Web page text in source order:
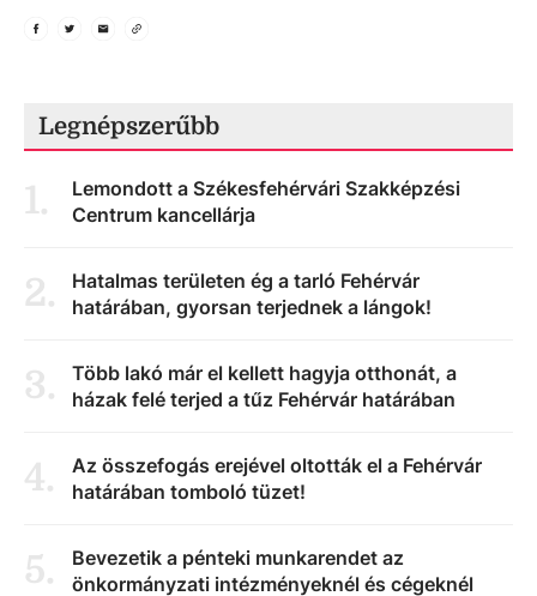
Legnépszerűbb
1.
Lemondott a Székesfehérvári Szakképzési
Centrum kancellárja
2.
Hatalmas területen ég a tarló Fehérvár
határában, gyorsan terjednek a lángok!
3.
Több lakó már el kellett hagyja otthonát, a
házak felé terjed a tűz Fehérvár határában
4.
Az összefogás erejével oltották el a Fehérvár
határában tomboló tüzet!
5.
Bevezetik a pénteki munkarendet az
önkormányzati intézményeknél és cégeknél